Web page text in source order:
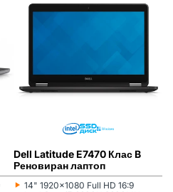
Dell Latitude E7470 Клас B
Реновиран лаптоп
‣
Монитор:
14" 1920x1080 Full HD 16:9